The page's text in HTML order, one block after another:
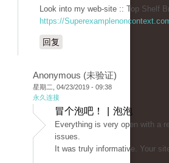
Look into my web-site :: Top Shelf
https://
回复
Anonymous (未验证)
星期二, 04/23/2019 - 09:38
永久连接
冒个泡吧！ | 泡泡
Everything is very open with a
issues.
It was truly informative. Your